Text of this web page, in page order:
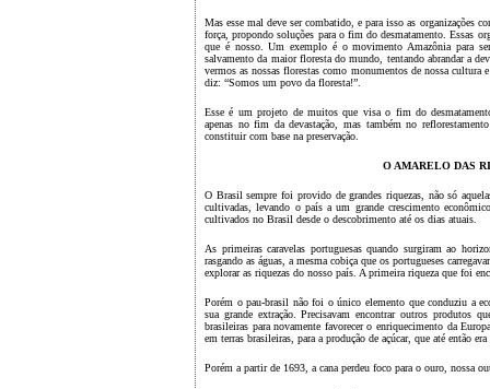
Mas esse mal deve ser combatido, e para isso as organizações
força, propondo soluções para o fim do desmatamento. Essas
que é nosso. Um exemplo é o movimento Amazônia para
salvamento da maior floresta do mundo, tentando abrandar a
vermos as nossas florestas como monumentos de nossa cultura
diz: “Somos um povo da floresta!”.
Esse é um projeto de muitos que visa o fim do
apenas no fim da devastação, mas também no
constituir com base na preservação.
O AMARELO DAS
O Brasil sempre foi provido de grandes riquezas, não só
cultivadas, levando o país a um grande crescimento
cultivados no Brasil desde o descobrimento até os dias atuais.
As primeiras caravelas portuguesas quando surgiram ao
rasgando as águas, a mesma cobiça que os portugueses
explorar as riquezas do nosso país. A primeira riqueza que foi
Porém o pau-brasil não foi o único elemento que conduziu a
sua grande extração. Precisavam encontrar outros produtos
brasileiras para novamente favorecer o enriquecimento da
em terras brasileiras, para a produção de açúcar, que até então
Porém a partir de 1693, a cana perdeu foco para o ouro, nossa